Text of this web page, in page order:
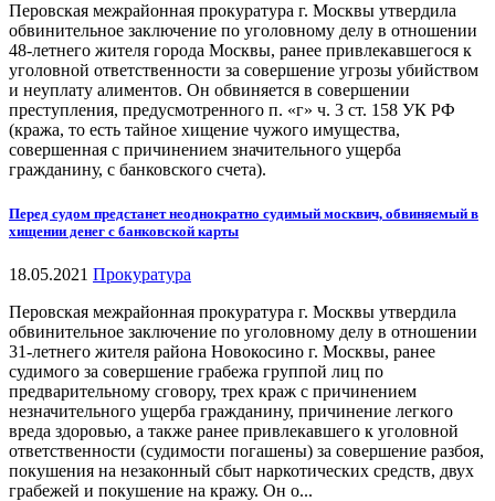
Перовская межрайонная прокуратура г. Москвы утвердила
обвинительное заключение по уголовному делу в отношении
48-летнего жителя города Москвы, ранее привлекавшегося к
уголовной ответственности за совершение угрозы убийством
и неуплату алиментов. Он обвиняется в совершении
преступления, предусмотренного п. «г» ч. 3 ст. 158 УК РФ
(кража, то есть тайное хищение чужого имущества,
совершенная с причинением значительного ущерба
гражданину, с банковского счета).
Перед судом предстанет неоднократно судимый москвич, обвиняемый в
хищении денег с банковской карты
18.05.2021 Прокуратура
Перовская межрайонная прокуратура г. Москвы утвердила
обвинительное заключение по уголовному делу в отношении
31-летнего жителя района Новокосино г. Москвы, ранее
судимого за совершение грабежа группой лиц по
предварительному сговору, трех краж с причинением
незначительного ущерба гражданину, причинение легкого
вреда здоровью, а также ранее привлекавшего к уголовной
ответственности (судимости погашены) за совершение разбоя,
покушения на незаконный сбыт наркотических средств, двух
грабежей и покушение на кражу. Он о...